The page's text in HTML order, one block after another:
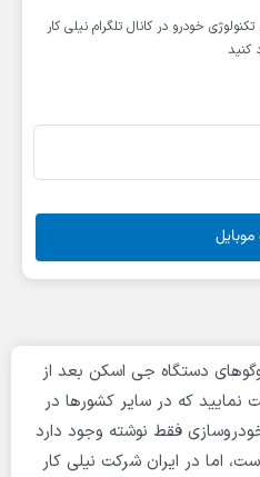
دستگاه جی اسکن بعد از
که در سایر کشورها در
فقط نوشته وجود دارد
اما در ایران شرکت نیلی کار
خودرو در کانال تلگرام نیلی کار
کنید